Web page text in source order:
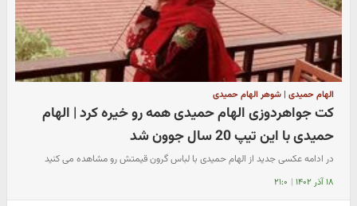
الهام حمیدی | شوهر الهام حمیدی
کت جواهردوزی الهام حمیدی همه رو خیره کرد | الهام
حمیدی با این تیپ 20 سال جوون شد
در ادامه عکسی جدید از الهام حمیدی با لباس گرون قیمتش رو مشاهده می کنید
۱۸ آذر ۱۴۰۲ | ۲۱:۰